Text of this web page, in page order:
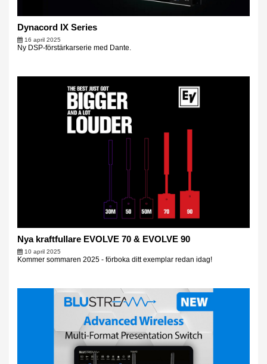
Dynacord IX Series
16 april 2025
Ny DSP-förstärkarserie med Dante.
Nya kraftfullare EVOLVE 70 & EVOLVE 90
10 april 2025
Kommer sommaren 2025 - förboka ditt exemplar redan idag!